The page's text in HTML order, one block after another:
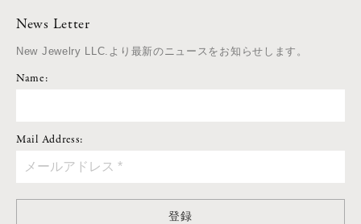
News Letter
New Jewelry LLC.より最新のニュースをお知らせします。
Name:
Mail Address:
登録